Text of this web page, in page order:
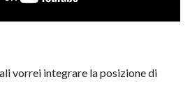
vorrei integrare la posizione di